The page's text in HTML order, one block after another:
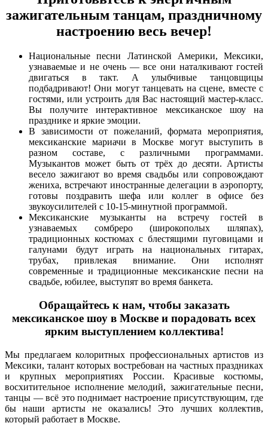
зажигательным танцам, праздничному
настроению весь вечер!
Национальные песни Латинской Америки, Мексики,
узнаваемые и не очень — все они наталкивают гостей
двигаться в такт. А улыбчивые танцовщицы
подбадривают! Они могут танцевать на сцене, вместе с
гостями, или устроить для Вас настоящий мастер-класс.
Вы получите интерактивное мексиканское шоу на
празднике и яркие эмоции.
В зависимости от пожеланий, формата мероприятия,
мексиканские мариачи в Москве могут выступить в
разном составе, с различными программами.
Музыкантов может быть от трёх до десяти. Артисты
весело зажигают во время свадьбы или сопровождают
жениха, встречают иностранные делегации в аэропорту,
готовы поздравить шефа или коллег в офисе без
звукоусилителей с 10-15-минутной программой.
Мексиканские музыканты на встречу гостей в
узнаваемых сомбреро (широкополых шляпах),
традиционных костюмах с блестящими пуговицами и
галунами будут играть на национальных гитарах,
трубах, привлекая внимание. Они исполнят
современные и традиционные мексиканские песни на
свадьбе, юбилее, выступят во время банкета.
Обращайтесь к нам, чтобы заказать
мексиканское шоу в Москве и порадовать всех
ярким выступлением коллектива!
Мы предлагаем колоритных профессиональных артистов из
Мексики, талант которых востребован на частных праздниках
и крупных мероприятиях России. Красивые костюмы,
восхитительное исполнение мелодий, зажигательные песни,
танцы — всё это поднимает настроение присутствующим, где
бы наши артисты не оказались! Это лучших коллектив,
который работает в Москве.